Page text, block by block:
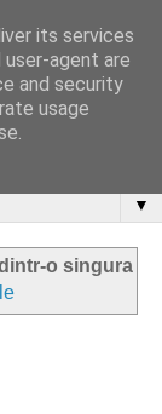
▼
o singura
its services
user-agent are
and security
usage